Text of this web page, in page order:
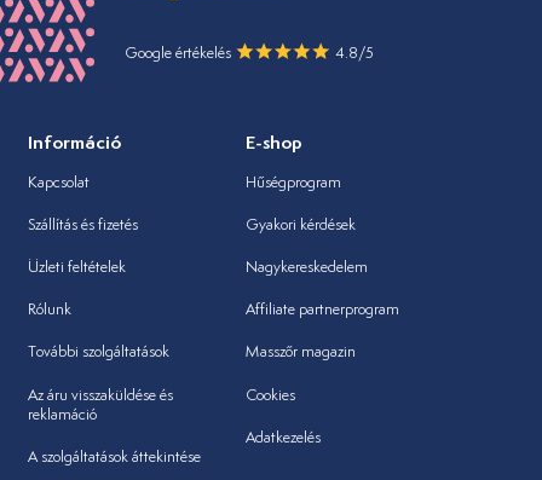
Google értékelés 4.8/5
Információ
Kapcsolat
Szállítás és fizetés
Üzleti feltételek
Rólunk
További szolgáltatások
Az áru visszaküldése és
reklamáció
A szolgáltatások áttekintése
E-shop
Hűségprogram
Gyakori kérdések
Nagykereskedelem
Affiliate partnerprogram
Masszőr magazin
Cookies
Adatkezelés